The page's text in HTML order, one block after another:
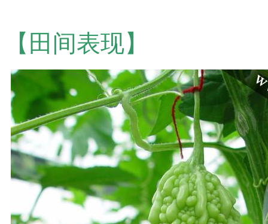
【田间表现】